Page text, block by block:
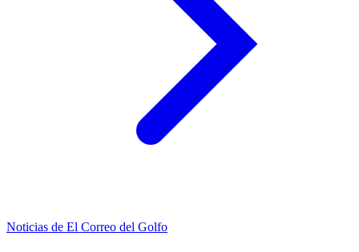
Noticias de El Correo del Golfo